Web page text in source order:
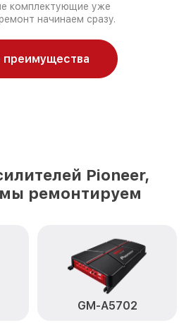
комплектующие уже
начинаем сразу.
Pioneer,
ремонтируем
GM-A5702